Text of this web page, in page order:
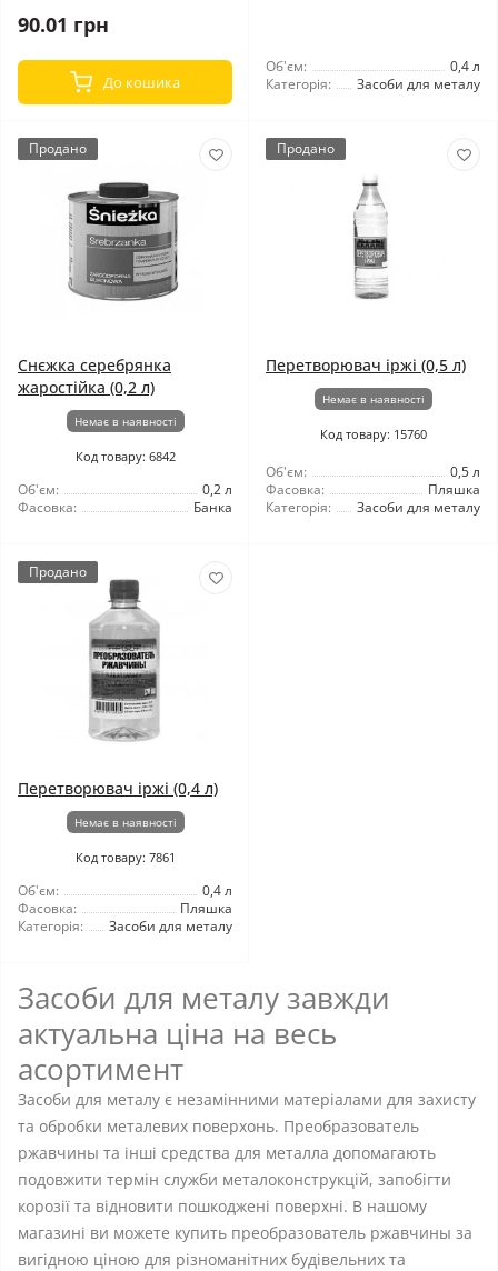
90.01 грн
До кошика
Об'єм:
0,4 л
Категорія:
Засоби для металу
Продано
Снєжка серебрянка
жаростійка (0,2 л)
Немає в наявності
Код товару: 6842
Об'єм:
0,2 л
Фасовка:
Банка
Продано
Перетворювач іржі (0,5 л)
Немає в наявності
Код товару: 15760
Об'єм:
0,5 л
Фасовка:
Пляшка
Категорія:
Засоби для металу
Продано
Перетворювач іржі (0,4 л)
Немає в наявності
Код товару: 7861
Об'єм:
0,4 л
Фасовка:
Пляшка
Категорія:
Засоби для металу
Засоби для металу завжди
актуальна ціна на весь
асортимент
Засоби для металу є незамінними матеріалами для захисту
та обробки металевих поверхонь. Преобразователь
ржавчины та інші средства для металла допомагають
подовжити термін служби металоконструкцій, запобігти
корозії та відновити пошкоджені поверхні. В нашому
магазині ви можете купить преобразователь ржавчины за
вигідною ціною для різноманітних будівельних та